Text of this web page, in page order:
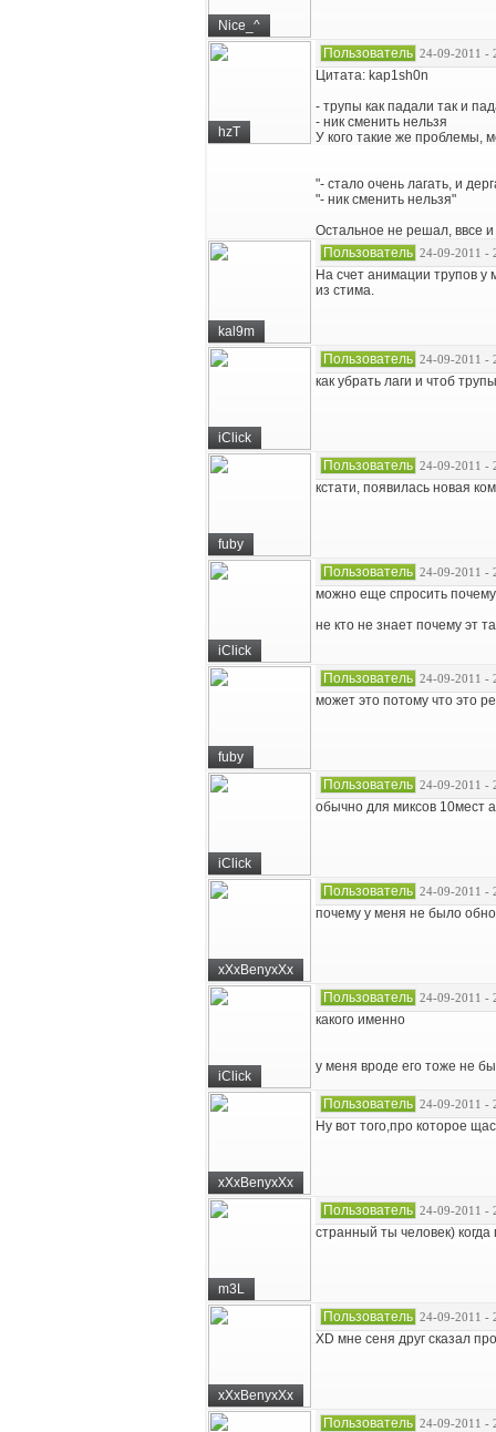
Nice_^
hzT
Пользователь 24-09-2011 -
Цитата: kap1sh0n
- трупы как падали так и
- ник сменить нельзя
У кого такие же проблемы,
"- стало очень лагать, и
"- ник сменить нельзя"
Остальное не решал, ввсе
kal9m
Пользователь 24-09-2011 -
На счет анимации трупов у
из стима.
iClick
Пользователь 24-09-2011 -
как убрать лаги и чтоб
fuby
Пользователь 24-09-2011 -
кстати, появилась новая
iClick
Пользователь 24-09-2011 -
можно еще спросить
не кто не знает почему эт
fuby
Пользователь 24-09-2011 -
может это потому что это
iClick
Пользователь 24-09-2011 -
обычно для миксов 10мест
xXxBenyxXx
Пользователь 24-09-2011 -
почему у меня не было
iClick
Пользователь 24-09-2011 -
какого именно
у меня вроде его тоже не
xXxBenyxXx
Пользователь 24-09-2011 -
Ну вот того,про которое
m3L
Пользователь 24-09-2011 -
странный ты человек)
xXxBenyxXx
Пользователь 24-09-2011 -
XD мне сеня друг сказал
Пользователь 24-09-2011 -